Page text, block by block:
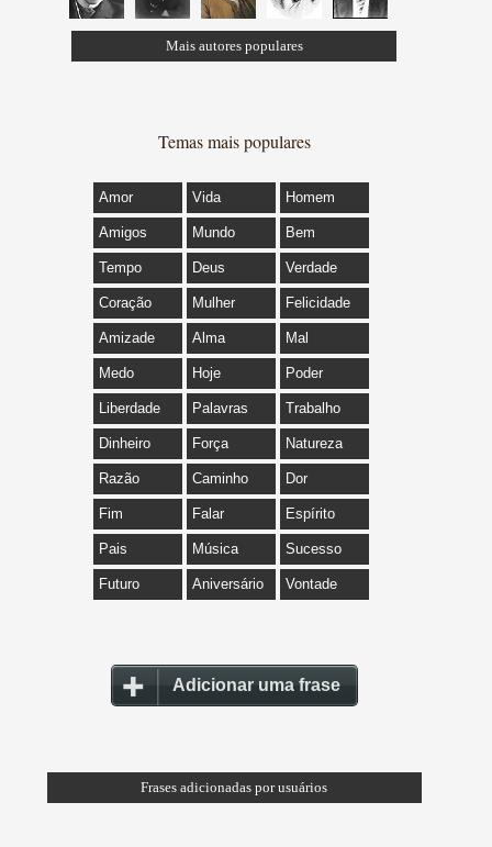
Mais autores populares
Temas mais populares
Amor Vida Homem
Amigos Mundo Bem
Tempo Deus Verdade
Coração Mulher Felicidade
Amizade Alma Mal
Medo Hoje Poder
Liberdade Palavras Trabalho
Dinheiro Força Natureza
Razão Caminho Dor
Fim Falar Espírito
Pais Música Sucesso
Futuro Aniversário Vontade
Adicionar uma frase
Frases adicionadas por usuários